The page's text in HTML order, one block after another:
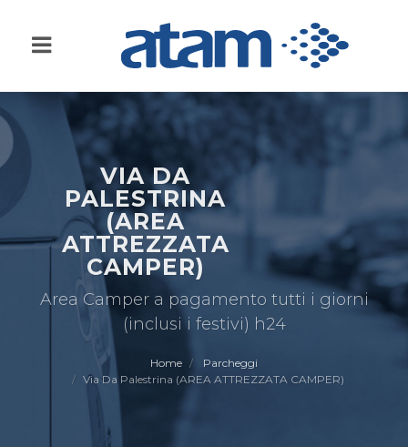
VIA DA
PALESTRINA
(AREA
ATTREZZATA
CAMPER)
Area Camper a pagamento tutti i giorni
(inclusi i festivi) h24
Home
Parcheggi
Via Da Palestrina (AREA ATTREZZATA CAMPER)